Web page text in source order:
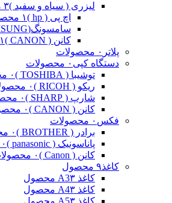
لیزری ( سیاه و سفید )۳ محصول
اچ پی ( hp )
۱ محصولات
سامسونگ(SAMSUNG)
کانن ( CANON )
۱ محصولات
پلاتر ۰ محصولات
دستگاه کپی ۰ محصولات
توشیبا ( TOSHIBA )
۰ محصولات
ریکو ( RICOH )
۰ محصولات
شارپ ( SHARP )
۰ محصولات
کانن ( CANON )
۰ محصولات
فکس ۰ محصولات
برادر ( BROTHER )
۰ محصولات
پاناسونیک ( panasonic )
۰ محصولات
کانن ( Canon )
۰ محصولات
کاغذ۹ محصول
کاغذ A3 ۳ محصول
کاغذ A4 ۳ محصول
کاغذ A5 ۳ محصول